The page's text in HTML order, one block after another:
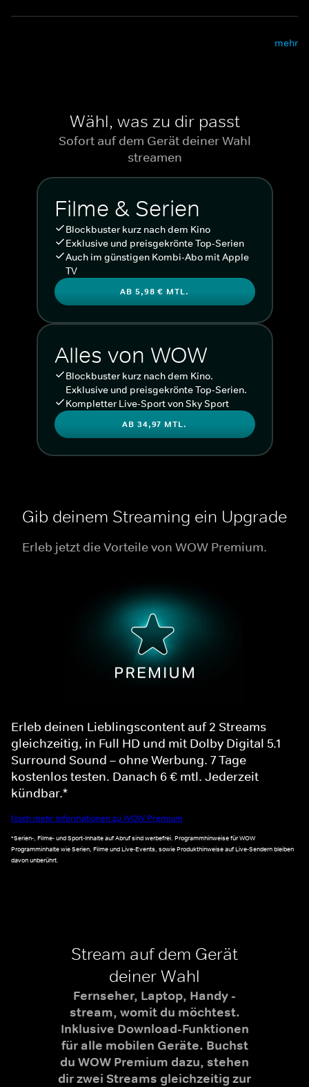
mehr
Wähl, was zu dir passt
Sofort auf dem Gerät deiner Wahl
streamen
Filme & Serien
Blockbuster kurz nach dem Kino
Exklusive und preisgekrönte Top-Serien
Auch im günstigen Kombi-Abo mit Apple
TV
AB 5,98 € MTL.
Alles von WOW
Blockbuster kurz nach dem Kino.
Exklusive und preisgekrönte Top-Serien.
Kompletter Live-Sport von Sky Sport
AB 34,97 MTL.
Gib deinem Streaming ein Upgrade
Erleb jetzt die Vorteile von WOW Premium.
Erleb deinen Lieblingscontent auf 2 Streams
gleichzeitig, in Full HD und mit Dolby Digital 5.1
Surround Sound – ohne Werbung. 7 Tage
kostenlos testen. Danach 6 € mtl. Jederzeit
kündbar.*
Noch mehr Informationen zu WOW Premium
*Serien-, Filme- und Sport-Inhalte auf Abruf sind werbefrei. Programmhinweise für WOW
Programminhalte wie Serien, Filme und Live-Events, sowie Produkthinweise auf Live-Sendern bleiben
davon unberührt.
Stream auf dem Gerät
deiner Wahl
Fernseher, Laptop, Handy -
stream, womit du möchtest.
Inklusive Download-Funktionen
für alle mobilen Geräte. Buchst
du WOW Premium dazu, stehen
dir zwei Streams gleichzeitig zur